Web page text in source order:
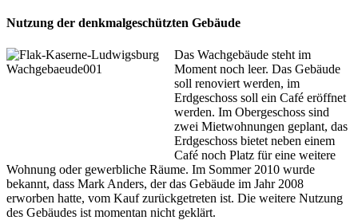
Nutzung der denkmalgeschützten Gebäude
Das Wachgebäude steht im
Moment noch leer. Das Gebäude
soll renoviert werden, im
Erdgeschoss soll ein Café eröffnet
werden. Im Obergeschoss sind
zwei Mietwohnungen geplant, das
Erdgeschoss bietet neben einem
Café noch Platz für eine weitere
Wohnung oder gewerbliche Räume. Im Sommer 2010 wurde
bekannt, dass Mark Anders, der das Gebäude im Jahr 2008
erworben hatte, vom Kauf zurückgetreten ist. Die weitere Nutzung
des Gebäudes ist momentan nicht geklärt.